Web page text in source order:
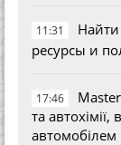
11:31
ресурсы и
17:46
та
автомобілем